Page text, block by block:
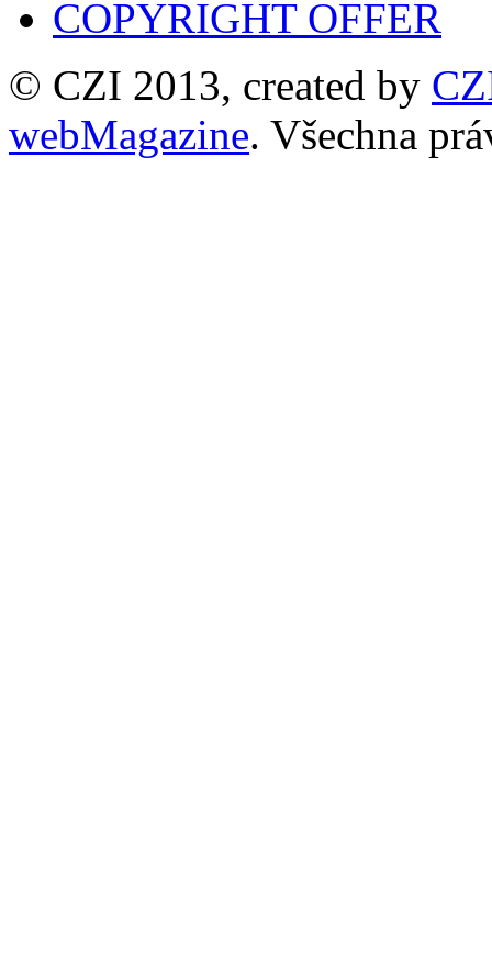
COPYRIGHT OFFER
© CZI 2013, created by
webMagazine. Všechna